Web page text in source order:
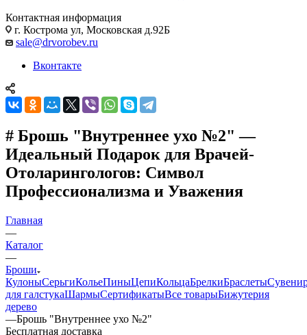
Контактная информация
г. Кострома ул, Московская д.92Б
sale@drvorobev.ru
Вконтакте
# Брошь "Внутреннее ухо №2" —
Идеальный Подарок для Врачей-
Отоларингологов: Символ
Профессионализма и Уважения
Главная
—
Каталог
—
Броши
КулоныСерьгиКольеПиныЦепиКольцаБрелкиБраслеты
для галстукаШармыСертификатыВсе товарыБижутерия
дерево
—Брошь "Внутреннее ухо №2"
Бесплатная доставка